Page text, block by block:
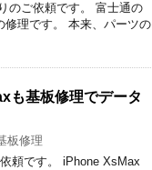
のご依頼です。 富士通の
理です。 本来、パーツの
も基板修理でデータ
板修理
頼です。 iPhone XsMax